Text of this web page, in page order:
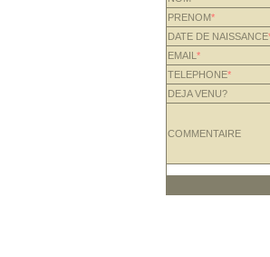
PRENOM*
DATE DE NAISSANCE
EMAIL *
TELEPHONE*
DEJA VENU?
COMMENTAIRE